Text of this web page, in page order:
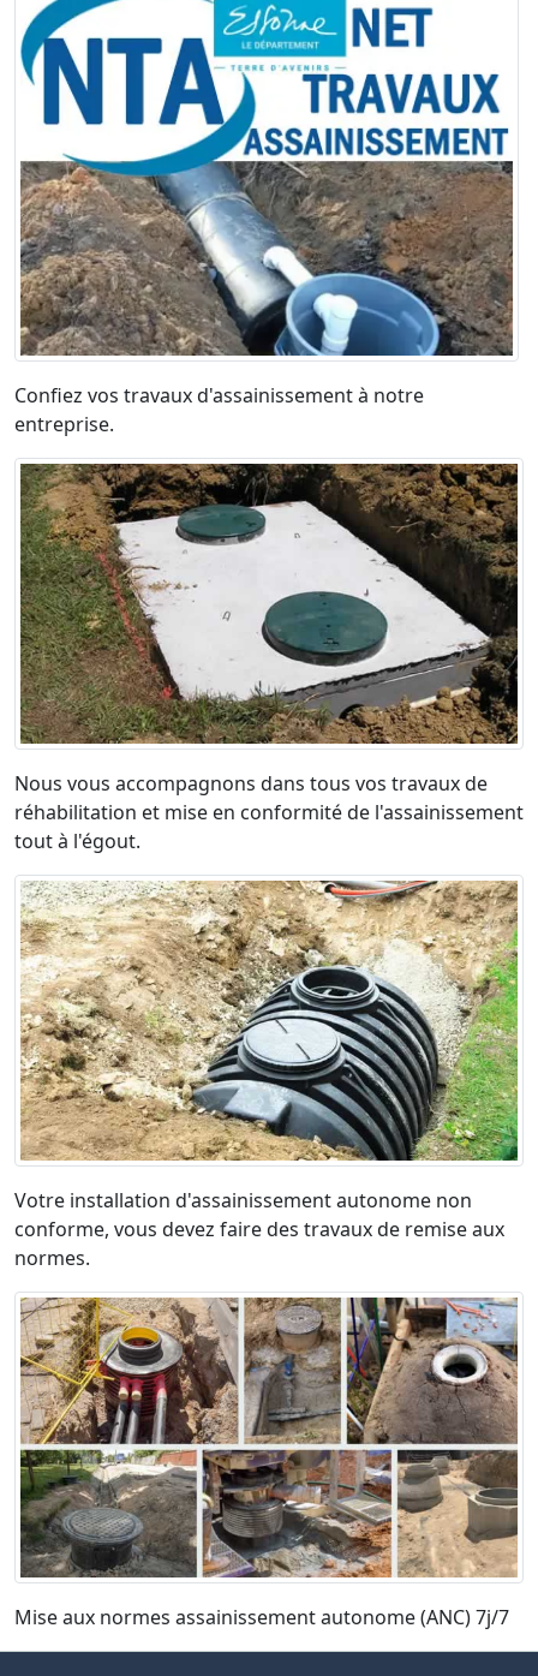
Confiez vos travaux d'assainissement à notre
entreprise.
Nous vous accompagnons dans tous vos travaux de
réhabilitation et mise en conformité de l'assainissement
tout à l'égout.
Votre installation d'assainissement autonome non
conforme, vous devez faire des travaux de remise aux
normes.
Mise aux normes assainissement autonome (ANC) 7j/7